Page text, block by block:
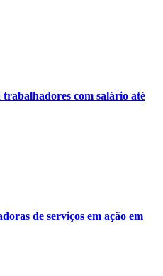
com salário até
de serviços em ação em